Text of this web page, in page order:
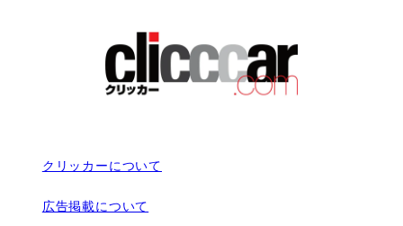
クリッカーについて
広告掲載について